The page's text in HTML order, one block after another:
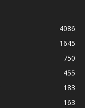
4086
1645
750
455
183
163